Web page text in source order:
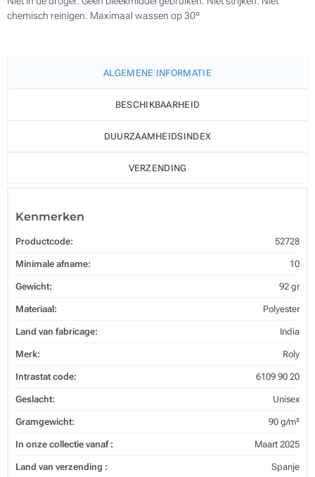
chemisch reinigen. Maximaal wassen op 30º
ALGEMENE INFORMATIE
BESCHIKBAARHEID
DUURZAAMHEIDSINDEX
VERZENDING
Kenmerken
Productcode: 52728
Minimale afname: 10
Gewicht: 92 gr
Materiaal: Polyester
Land van fabricage: India
Merk: Roly
Intrastat code: 6109 90 20
Geslacht: Unisex
Gramgewicht: 90 g/m²
In onze collectie vanaf : Maart 2025
Land van verzending : Spanje